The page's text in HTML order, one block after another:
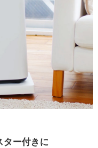
ター付きに